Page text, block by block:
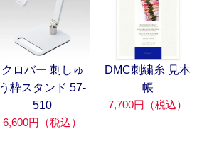
クロバー 刺しゅ
う枠スタンド 57-
510
6,600円（税込）
DMC刺繍糸 見本
帳
7,700円（税込）